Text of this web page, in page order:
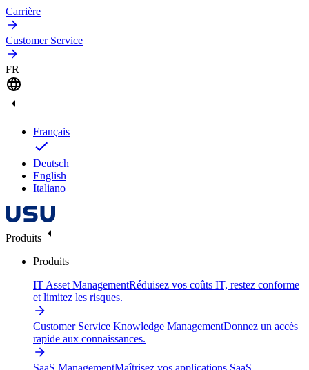
Carrière
Customer Service
FR
Français
Deutsch
English
Italiano
Produits
Produits
IT Asset ManagementRéduisez vos coûts IT, restez conforme
et limitez les risques.
Customer Service Knowledge ManagementDonnez un accès
rapide aux connaissances.
SaaS ManagementMaîtrisez vos applications SaaS.